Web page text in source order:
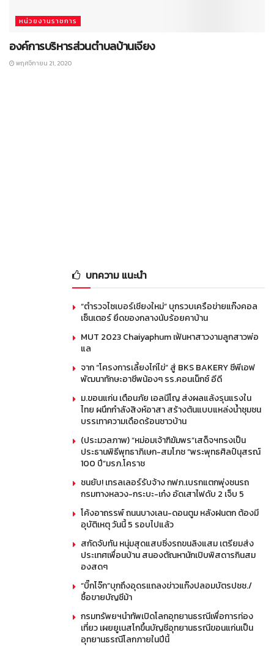
หน่วยงานราชการ
องค์การบริหารส่วนตำบลบ้านเจียง
พฤศจิกายน 21, 2020
บทความ แนะนำ
“ตำรวจไซเบอร์เชียงใหม่” บุกรวบเครือข่ายแก๊งคอล
เซ็นเตอร์ ยึดของกลางนับร้อยคาบ้าน
MUT 2023 Chaiyaphum เฟ้นหาสาวงามลูกสาวพ่อ
แล
จาก “โครงการเลี้ยงไก่ไข่” สู่ BKS BAKERY ซีพีเอฟ
พัฒนาทักษะอาชีพน้องๆ รร.คอนเน็กซ์ อีดี
ม.ขอนแก่น เตือนภัย เอลนีโญ ส่งผลแล้งรุนแรงใน
ไทย ผนึกกำลังสิงห์อาสา สร้างต้นแบบแหล่งน้ำชุมชน
บรรเทาความเดือดร้อนชาวบ้าน
(ประมวลภาพ) “หม่อมเจ้าฑิฆัมพร”เสด็จฯทรงเป็น
ประธานพิธีพุทธาภิเษก-สมโภช “พระพุทธศิลป์นุสรณ์
100 ปี”มรภ.โคราช
ชนยับ! เทรลเลอร์รับจ้าง กฟภ.เบรกแตกพุ่งชนรถ
กรมทางหลวง-กระบะ-เก๋ง อัดเสาไฟดับ 2 เจ็บ 5
โค้งอาถรรพ์ ถนนบางเลน-ดอนตูม หลังฝนตก ต้องมี
อุบัติเหตุ วันนี้ 5 รอบไปแล้ว
สกัดจับทัน หนุ่มสุดแสบซิ่งรถขนลิงแสม เตรียมส่ง
ประเทศเพื่อนบ้าน สนองตัณหานักเปิบพิสดารกินสม
องสดๆ
“บิ๊กโจ๊ก”บุกถึงอุดรแถลงข่าวแก๊งปลอมบัตรปชช./
ซื้อขายบัญชีม้า
กรมทรัพยฯนำทัพเปิดโลกอุทยานธรณีเพื่อการท่อง
เที่ยว เผยยูเนสโกขึ้นบัญชีอุทยานธรณีขอนแก่นเป็น
อุทยานธรณีโลกภายในปีนี้